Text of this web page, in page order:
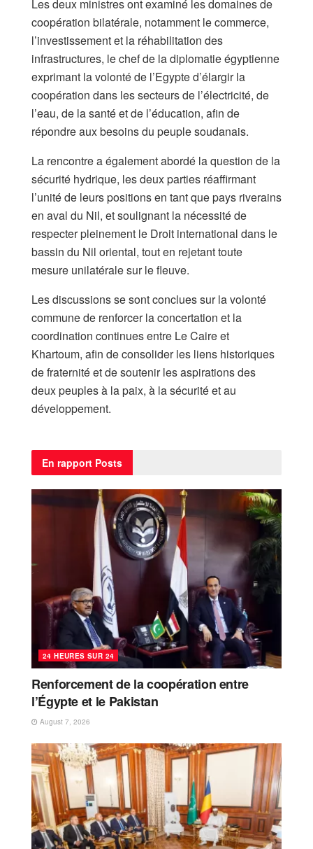
Les deux ministres ont examiné les domaines de
coopération bilatérale, notamment le commerce,
l’investissement et la réhabilitation des
infrastructures, le chef de la diplomatie égyptienne
exprimant la volonté de l’Egypte d’élargir la
coopération dans les secteurs de l’électricité, de
l’eau, de la santé et de l’éducation, afin de
répondre aux besoins du peuple soudanais.
La rencontre a également abordé la question de la
sécurité hydrique, les deux parties réaffirmant
l’unité de leurs positions en tant que pays riverains
en aval du Nil, et soulignant la nécessité de
respecter pleinement le Droit international dans le
bassin du Nil oriental, tout en rejetant toute
mesure unilatérale sur le fleuve.
Les discussions se sont conclues sur la volonté
commune de renforcer la concertation et la
coordination continues entre Le Caire et
Khartoum, afin de consolider les liens historiques
de fraternité et de soutenir les aspirations des
deux peuples à la paix, à la sécurité et au
développement.
En rapport Posts
24 HEURES SUR 24
Renforcement de la coopération entre
l’Égypte et le Pakistan
August 7, 2026